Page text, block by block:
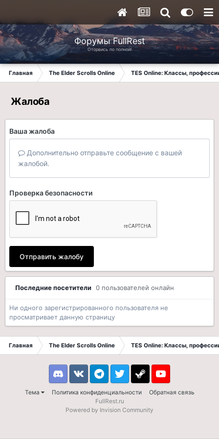
Форумы FullRest
Оторвись по полной!
Главная The Elder Scrolls Online TES Online: Классы,
Жалоба
Ваша жалоба
Дополнительно отправьте сообщение с вашей
жалобой.
Проверка безопасности
Отправить жалобу
Последние посетители 0 пользователей онлайн
Ни одного зарегистрированного пользователя не
просматривает данную страницу
Главная The Elder Scrolls Online TES Online: Классы,
Тема Политика конфиденциальности Обратная связь
DiscordVK TelegramTwitter Steam Youtube
FullRest.ru
Powered by Invision Community